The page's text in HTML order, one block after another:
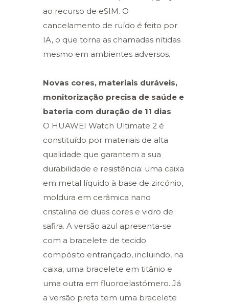
ao recurso de eSIM. O
cancelamento de ruído é feito por
IA, o que torna as chamadas nítidas
mesmo em ambientes adversos.
Novas cores, materiais duráveis,
monitorização precisa de saúde e
bateria com duração de 11 dias
O HUAWEI Watch Ultimate 2 é
constituído por materiais de alta
qualidade que garantem a sua
durabilidade e resistência: uma caixa
em metal líquido à base de zircónio,
moldura em cerâmica nano
cristalina de duas cores e vidro de
safira. A versão azul apresenta-se
com a bracelete de tecido
compósito entrançado, incluindo, na
caixa, uma bracelete em titânio e
uma outra em fluoroelastómero. Já
a versão preta tem uma bracelete